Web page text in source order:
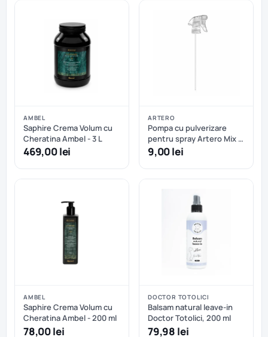
AMBEL
Saphire Crema Volum cu
Cheratina Ambel - 3 L
469,00 lei
ARTERO
Pompa cu pulverizare
pentru spray Artero Mix 1
L
9,00 lei
AMBEL
Saphire Crema Volum cu
Cheratina Ambel - 200 ml
78,00 lei
DOCTOR TOTOLICI
Balsam natural leave-in
Doctor Totolici, 200 ml
79,98 lei